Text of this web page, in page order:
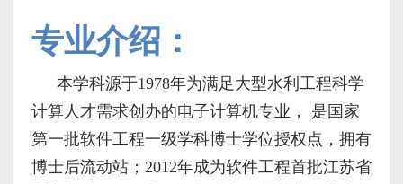
专业介绍：
本学科源于1978年为满足大型水利工程科学
计算人才需求创办的电子计算机专业， 是国家
第一批软件工程一级学科博士学位授权点，拥有
博士后流动站； 2012年成为软件工程首批江苏省